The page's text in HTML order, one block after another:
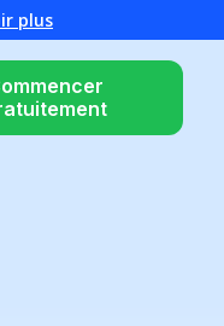
plus